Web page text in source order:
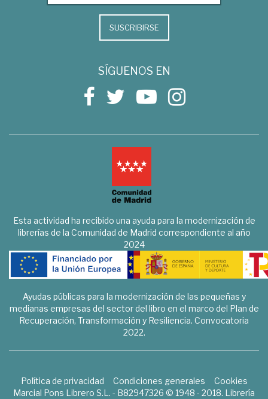
SUSCRIBIRSE
SÍGUENOS EN
Esta actividad ha recibido una ayuda para la modernización de
librerías de la Comunidad de Madrid correspondiente al año
2024
Ayudas públicas para la modernización de las pequeñas y
medianas empresas del sector del libro en el marco del Plan de
Recuperación, Transformación y Resiliencia. Convocatoria
2022.
Política de privacidad Condiciones generales
Cookies
Marcial Pons Librero S.L. - B82947326 © 1948 - 2018. Librería